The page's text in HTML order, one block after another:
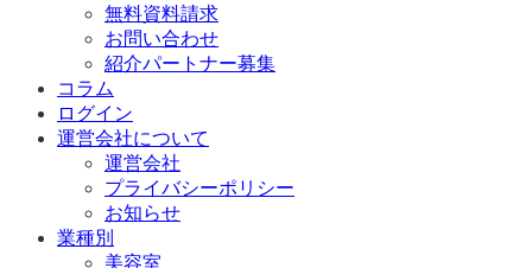
無料資料請求
お問い合わせ
紹介パートナー募集
コラム
ログイン
運営会社について
運営会社
プライバシーポリシー
お知らせ
業種別
美容室